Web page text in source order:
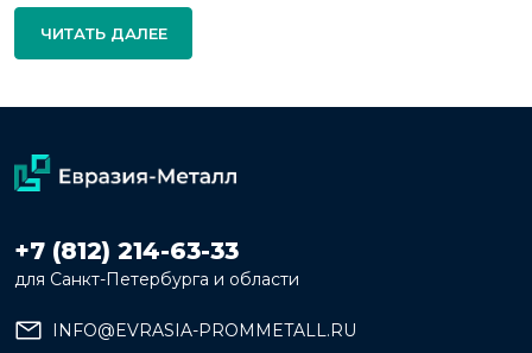
ЧИТАТЬ ДАЛЕЕ
+7 (812) 214-63-33
для Санкт-Петербурга и области
INFO@EVRASIA-PROMMETALL.RU